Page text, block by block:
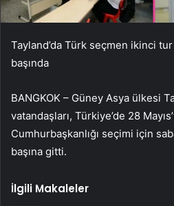
Tayland’da Türk seçmen ikinci
başında
BANGKOK – Güney Asya ülkesi
vatandaşları, Türkiye’de 28
Cumhurbaşkanlığı seçimi için
başına gitti.
İlgili Makaleler